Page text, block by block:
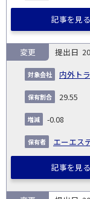
記事を見る
内外ト
変更
29.55
-0.08
エーエス
記事を見る